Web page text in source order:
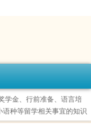
学金、行前准备、语言培
种等留学相关事宜的知识